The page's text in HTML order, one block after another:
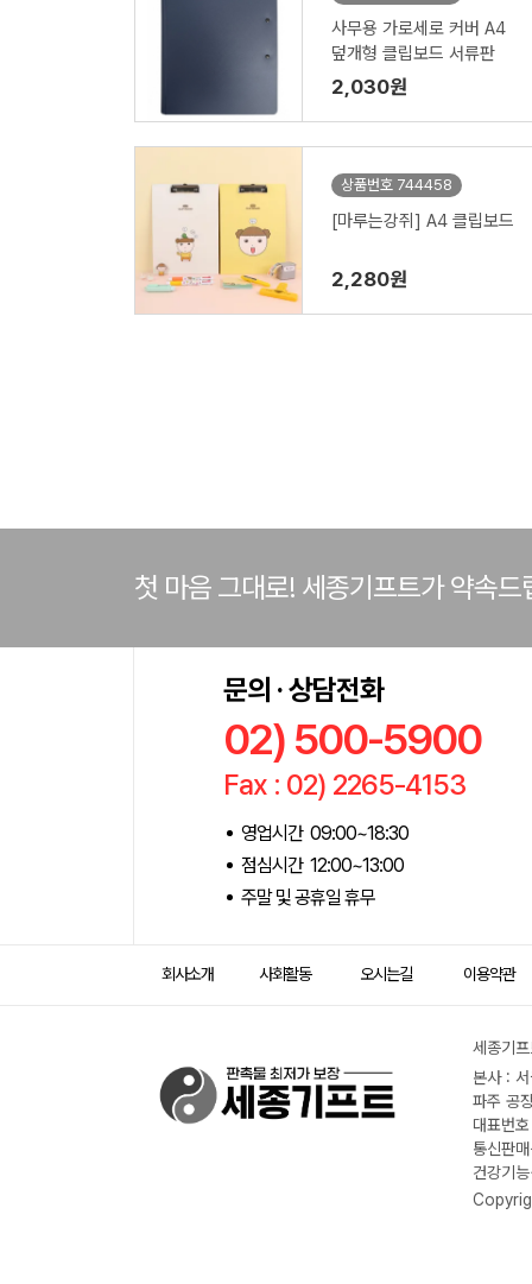
사무용 가로세로 커버 A4
덮개형 클립보드 서류판
2,030원
상품번호 744458
[마루는강쥐] A4 클립보드
2,280원
첫 마음 그대로! 세종기프트가 약속드
문의 · 상담전화
02) 500-5900
Fax : 02) 2265-4153
영업시간 09:00~18:30
점심시간 12:00~13:00
주말 및 공휴일 휴무
회사소개 사회활동 오시는길 이용약관
세종기
본사 :
파주 공
대표번
통신판
건강기